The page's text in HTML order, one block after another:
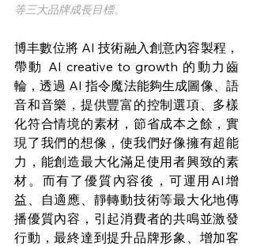
等三大品牌成長目標。
博丰數位將 AI 技術融入創意內容製程，
帶動 AI creative to growth 的動力齒
輪，透過 AI 指令魔法能夠生成圖像、語
音和音樂，提供豐富的控制選項、多樣
化符合情境的素材，節省成本之餘，實
現了我們的想像，使我們好像擁有超能
力，能創造最大化滿足使用者興致的素
材。而有了優質內容後，可運用AI增
益、自適應、靜轉動技術等最大化地傳
播優質內容，引起消費者的共鳴並激發
行動，最終達到提升品牌形象、增加客